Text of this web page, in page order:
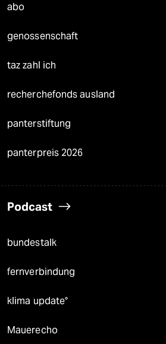
abo
genossenschaft
taz zahl ich
recherchefonds ausland
panterstiftung
panterpreis 2026
Podcast
bundestalk
fernverbindung
klima update°
Mauerecho